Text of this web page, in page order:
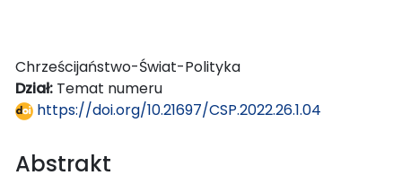
Chrześcijaństwo-Świat-Polityka
Dział: Temat numeru
https://doi.org/10.21697/CSP.2022.26.1.04
Abstrakt